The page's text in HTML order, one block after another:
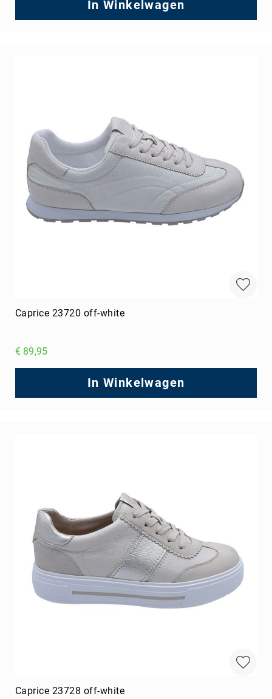
In Winkelwagen
Caprice 23720 off-white
€ 89,95
In Winkelwagen
Caprice 23728 off-white